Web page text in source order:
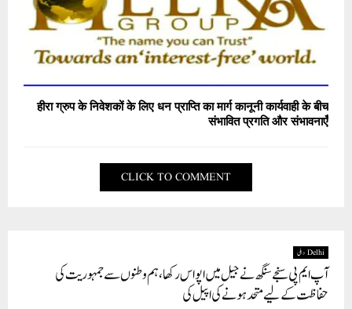
हीरा ग्रुप के निवेशकों के लिए धन प्राप्ति का मार्ग कानूनी कार्यवाही के बीच
संभावित प्रगति और संभावनाएँ
CLICK TO COMMENT
Delhi دہلی
آپ ایم پی سنجے سنگھ نے جیل میں اپواس رکھا، ہم وطنوں سے جمہوریت کی
حفاظت کے لیے متحد ہونے کی اپیل کی